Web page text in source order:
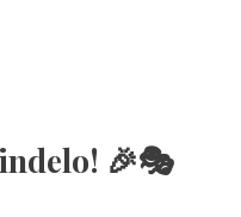
🎉🎭